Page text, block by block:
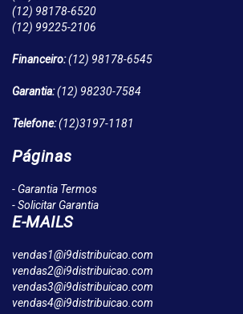
(12) 98178-6520
(12) 99225-2106
Financeiro:(12) 98178-6545
Garantia:(12) 98230-7584
Telefone:(12)3197-1181
Páginas
- Garantia Termos
- Solicitar Garantia
E-MAILS
vendas1@i9distribuicao.com
vendas2@i9distribuicao.com
vendas3@i9distribuicao.com
vendas4@i9distribuicao.com